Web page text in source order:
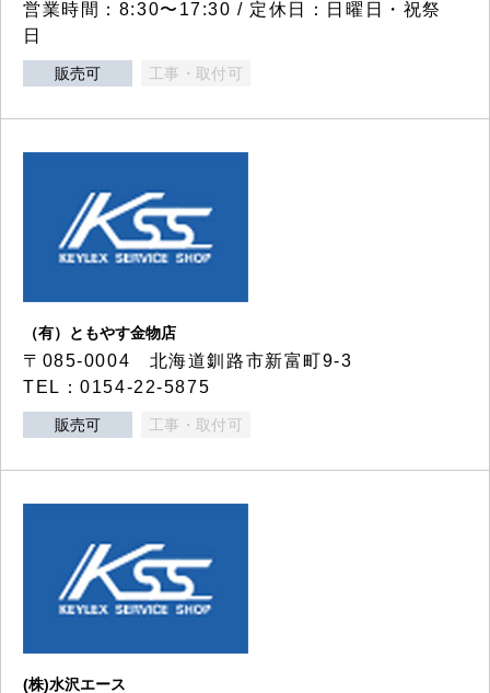
営業時間：8:30〜17:30 / 定休日：日曜日・祝祭
日
販売可 工事・取付可
（有）ともやす金物店
〒085-0004 北海道釧路市新富町9-3
TEL：0154-22-5875
販売可 工事・取付可
(株)水沢エース